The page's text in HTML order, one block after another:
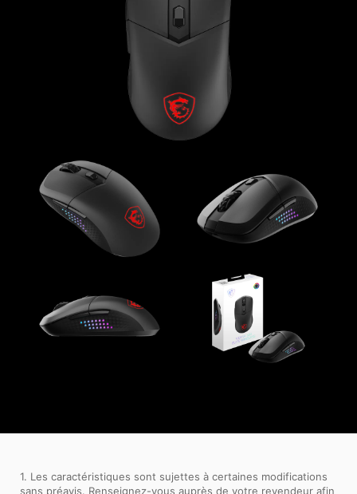
1. Les caractéristiques sont sujettes à certaines modifications
sans préavis. Renseignez-vous auprès de votre revendeur afin